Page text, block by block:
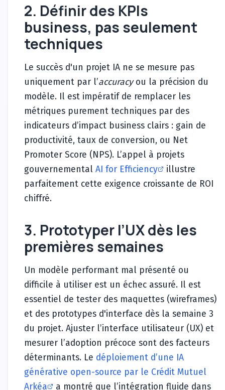
2. Définir des KPIs
business, pas seulement
techniques
Le succès d'un projet IA ne se mesure pas
uniquement par l’accuracyou la précision du
modèle. Il est impératif de remplacer les
métriques purement techniques par des
indicateurs d’impact business clairs : gain de
productivité, taux de conversion, ou Net
Promoter Score (NPS). L’appel à projets
gouvernemental AI for Efficiency
illustre
parfaitement cette exigence croissante de ROI
chiffré.
3. Prototyper l’UX dès les
premières semaines
Un modèle performant mal présenté ou
difficile à utiliser est un échec assuré. Il est
essentiel de tester des maquettes (wireframes)
et des prototypes d'interface dès la semaine 3
du projet. Ajuster l’interface utilisateur (UX) et
mesurer l’adoption précoce sont des facteurs
déterminants. Le déploiement d’une IA
générative open-source par le Crédit Mutuel
Arkéa
a montré que l’intégration fluide dans